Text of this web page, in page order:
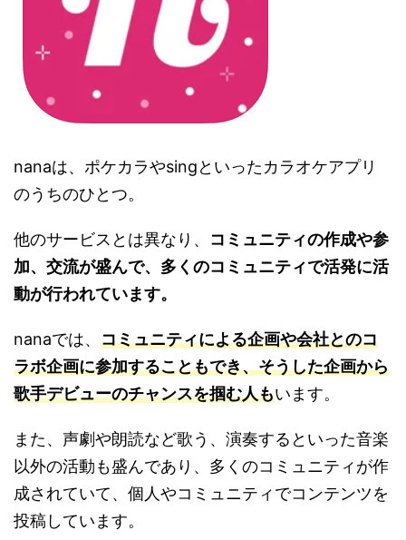
nanaは、ポケカラやsingといったカラオケアプリ
のうちのひとつ。
他のサービスとは異なり、 コミュニティの作成や参
加、交流が盛んで、多くのコミュニティで活発に活
動が行われています。
nanaでは、 コミュニティによる企画や会社とのコ
ラボ企画に参加することもでき、そうした企画から
歌手デビューのチャンスを掴む人もいます。
また、声劇や朗読など歌う、演奏するといった音楽
以外の活動も盛んであり、多くのコミュニティが作
成されていて、個人やコミュニティでコンテンツを
投稿しています。